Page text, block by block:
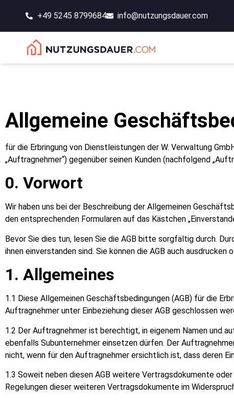
+49 5245 8799684 info@nutzungsdauer.com
Allgemeine
für die Erbringung von Dienstleistungen der W. Verwaltung
„Auftragnehmer“) gegenüber seinen Kunden (nachfolgend
0. Vorwort
Wir haben uns bei der Beschreibung der Allgemeinen
den entsprechenden Formularen auf das Kästchen
Bevor Sie dies tun, lesen Sie die AGB bitte sorgfältig durch.
ihnen einverstanden sind. Sie können die AGB auch ausdrucken
1. Allgemeines
1.1 Diese Allgemeinen Geschäftsbedingungen (AGB) für die
Auftragnehmer unter Einbeziehung dieser AGB geschlossen
1.2 Der Auftragnehmer ist berechtigt, in eigenem Namen und
ebenfalls Subunternehmer einsetzen dürfen. Der
nicht, wenn für den Auftragnehmer ersichtlich ist, dass deren
1.3 Soweit neben diesen AGB weitere Vertragsdokumente
Regelungen dieser weiteren Vertragsdokumente im